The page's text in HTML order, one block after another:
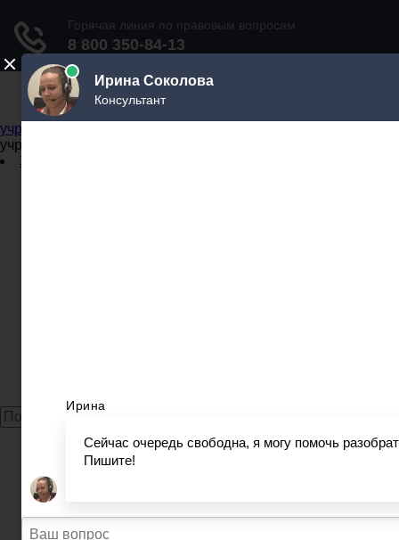
Не официальный справочник государственных
учреждений
учреждений
Задать вопрос юристу
Главная
Костромская область
Мои документы МФЦ, Антропово, район
Антроповский, ул. Свободы, д. 6